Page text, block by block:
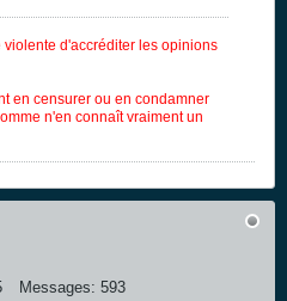
violente d'accréditer les opinions
en censurer ou en condamner
n'en connaît vraiment un
Messages: 593